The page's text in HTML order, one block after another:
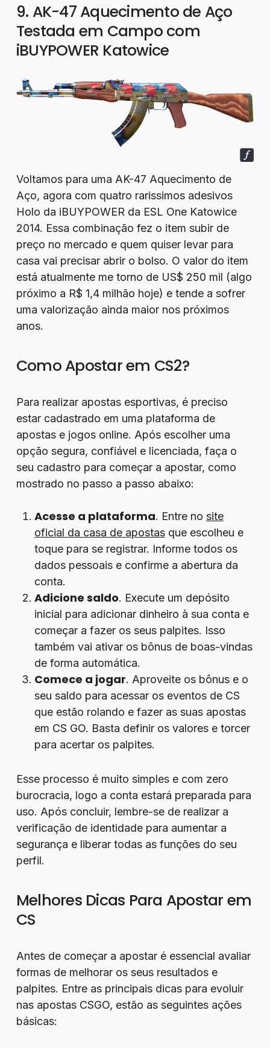
9. AK-47 Aquecimento de Aço
Testada em Campo com
iBUYPOWER Katowice
Voltamos para uma AK-47 Aquecimento de
Aço, agora com quatro rarissimos adesivos
Holo da iBUYPOWER da ESL One Katowice
2014. Essa combinação fez o item subir de
preço no mercado e quem quiser levar para
casa vai precisar abrir o bolso. O valor do item
está atualmente me torno de US$ 250 mil (algo
próximo a R$ 1,4 milhão hoje) e tende a sofrer
uma valorização ainda maior nos próximos
anos.
Como Apostar em CS2?
Para realizar apostas esportivas, é preciso
estar cadastrado em uma plataforma de
apostas e jogos online. Após escolher uma
opção segura, confiável e licenciada, faça o
seu cadastro para começar a apostar, como
mostrado no passo a passo abaixo:
Acesse a plataforma. Entre no site
oficial da casa de apostasque escolheu e
toque para se registrar. Informe todos os
dados pessoais e confirme a abertura da
conta.
Adicione saldo. Execute um depósito
inicial para adicionar dinheiro à sua conta e
começar a fazer os seus palpites. Isso
também vai ativar os bônus de boas-vindas
de forma automática.
Comece a jogar. Aproveite os bônus e o
seu saldo para acessar os eventos de CS
que estão rolando e fazer as suas apostas
em CS GO. Basta definir os valores e torcer
para acertar os palpites.
Esse processo é muito simples e com zero
burocracia, logo a conta estará preparada para
uso. Após concluir, lembre-se de realizar a
verificação de identidade para aumentar a
segurança e liberar todas as funções do seu
perfil.
Melhores Dicas Para Apostar em
CS
Antes de começar a apostar é essencial avaliar
formas de melhorar os seus resultados e
palpites. Entre as principais dicas para evoluir
nas apostas CSGO, estão as seguintes ações
básicas: